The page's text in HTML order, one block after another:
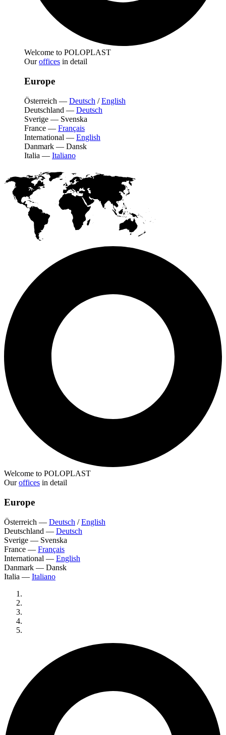
Welcome to POLOPLAST
Ouroffices in detail
Europe
Österreich — Deutsch /English
Deutschland — Deutsch
Sverige — Svenska
France — Français
International — English
Danmark — Dansk
Italia — Italiano
Welcome to POLOPLAST
Ouroffices in detail
Europe
Österreich — Deutsch /English
Deutschland — Deutsch
Sverige — Svenska
France — Français
International — English
Danmark — Dansk
Italia — Italiano